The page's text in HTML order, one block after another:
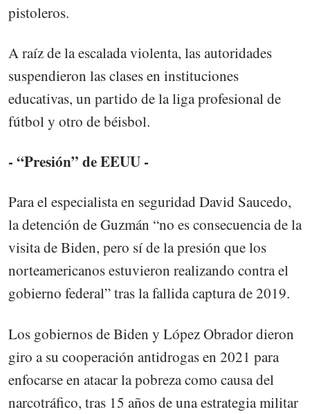
pistoleros.
A raíz de la escalada violenta, las autoridades
suspendieron las clases en instituciones
educativas, un partido de la liga profesional de
fútbol y otro de béisbol.
- “Presión” de EEUU -
Para el especialista en seguridad David Saucedo,
la detención de Guzmán “no es consecuencia de la
visita de Biden, pero sí de la presión que los
norteamericanos estuvieron realizando contra el
gobierno federal” tras la fallida captura de 2019.
Los gobiernos de Biden y López Obrador dieron
giro a su cooperación antidrogas en 2021 para
enfocarse en atacar la pobreza como causa del
narcotráfico, tras 15 años de una estrategia militar